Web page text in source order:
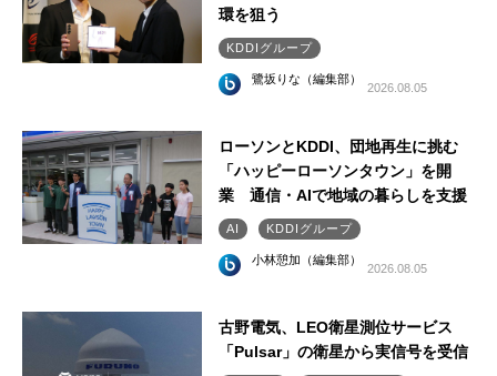
環を狙う
KDDIグループ
鷺坂りな（編集部）
2026.08.05
ローソンとKDDI、団地再生に挑む
「ハッピーローソンタウン」を開
業 通信・AIで地域の暮らしを支援
AI KDDIグループ
小林憩加（編集部）
2026.08.05
古野電気、LEO衛星測位サービス
「Pulsar」の衛星から実信号を受信